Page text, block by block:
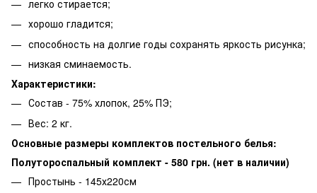
легко стирается;
хорошо гладится;
способность на долгие годы сохранять яркость рисунка;
низкая сминаемость.
Характеристики:
Состав - 75% хлопок, 25% ПЭ;
Вес: 2 кг.
Основные размеры комплектов постельного белья:
Полутороспальный комплект - 580 грн. (нет в наличии)
Простынь - 145х220см